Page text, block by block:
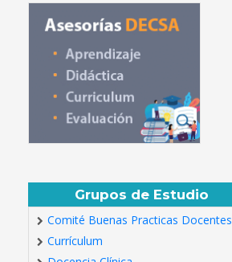
Grupos de Estudio
Comité Buenas Practicas Docentes
Currículum